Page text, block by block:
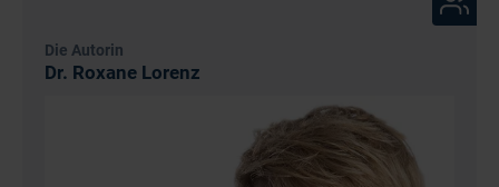
Die Autorin
Dr. Roxane Lorenz